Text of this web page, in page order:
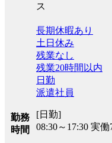
ス
勤務
時間
長期休暇あり
土日休み
残業なし
残業20時間以内
日勤
派遣社員
[日勤]
08:30～17:30 実働